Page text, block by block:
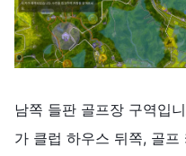
남쪽 들판 골프장 구역입
가 클럽 하우스 뒤쪽, 골